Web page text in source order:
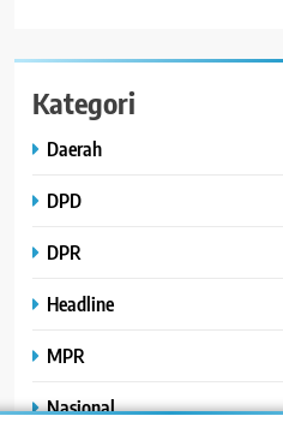
Kategori
Daerah
DPD
DPR
Headline
MPR
Nasional